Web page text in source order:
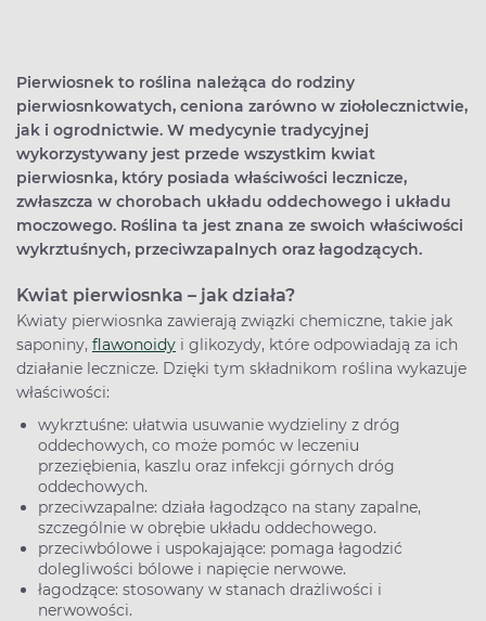
Pierwiosnek to roślina należąca do rodziny
pierwiosnkowatych, ceniona zarówno w ziołolecznictwie,
jak i ogrodnictwie. W medycynie tradycyjnej
wykorzystywany jest przede wszystkim kwiat
pierwiosnka, który posiada właściwości lecznicze,
zwłaszcza w chorobach układu oddechowego i układu
moczowego. Roślina ta jest znana ze swoich właściwości
wykrztuśnych, przeciwzapalnych oraz łagodzących.
Kwiat pierwiosnka – jak działa?
Kwiaty pierwiosnka zawierają związki chemiczne, takie jak
saponiny, flawonoidy i glikozydy, które odpowiadają za ich
działanie lecznicze. Dzięki tym składnikom roślina wykazuje
właściwości:
wykrztuśne: ułatwia usuwanie wydzieliny z dróg
oddechowych, co może pomóc w leczeniu
przeziębienia, kaszlu oraz infekcji górnych dróg
oddechowych.
przeciwzapalne: działa łagodząco na stany zapalne,
szczególnie w obrębie układu oddechowego.
przeciwbólowe i uspokajające: pomaga łagodzić
dolegliwości bólowe i napięcie nerwowe.
łagodzące: stosowany w stanach drażliwości i
nerwowości.